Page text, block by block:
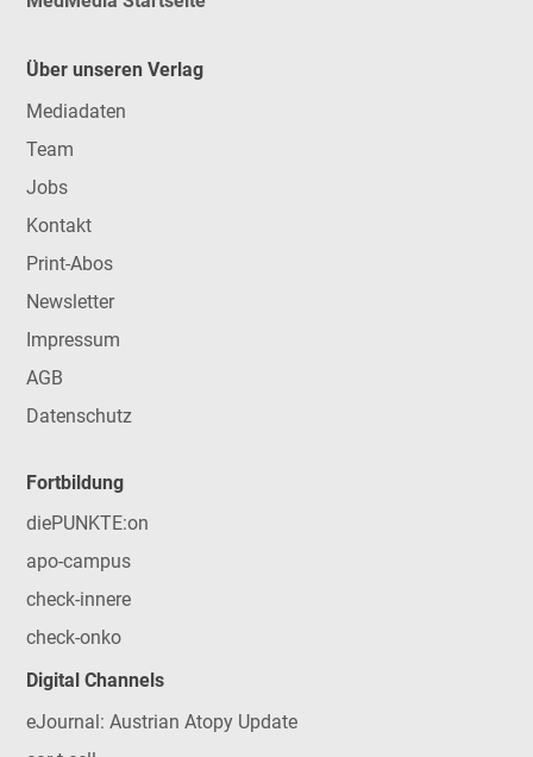
Über unseren Verlag
Mediadaten
Team
Jobs
Kontakt
Print-Abos
Newsletter
Impressum
AGB
Datenschutz
Fortbildung
diePUNKTE:on
apo-campus
check-innere
check-onko
Digital Channels
eJournal: Austrian Atopy Update